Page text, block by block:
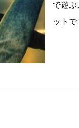
で遊ぶ
ット